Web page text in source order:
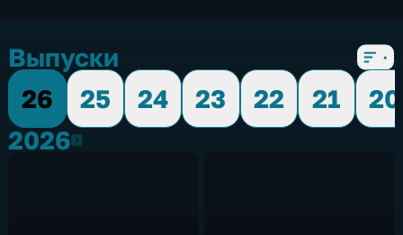
Выпуски
26
25 24 23 22 21
20
20262026